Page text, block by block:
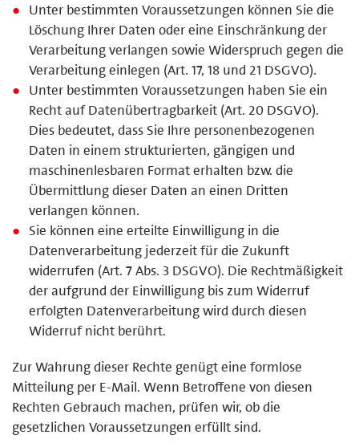
Unter bestimmten Voraussetzungen können Sie die
Löschung Ihrer Daten oder eine Einschränkung der
Verarbeitung verlangen sowie Widerspruch gegen die
Verarbeitung einlegen (Art. 17, 18 und 21 DSGVO).
Unter bestimmten Voraussetzungen haben Sie ein
Recht auf Datenübertragbarkeit (Art. 20 DSGVO).
Dies bedeutet, dass Sie Ihre personenbezogenen
Daten in einem strukturierten, gängigen und
maschinenlesbaren Format erhalten bzw. die
Übermittlung dieser Daten an einen Dritten
verlangen können.
Sie können eine erteilte Einwilligung in die
Datenverarbeitung jederzeit für die Zukunft
widerrufen (Art. 7 Abs. 3 DSGVO). Die Rechtmäßigkeit
der aufgrund der Einwilligung bis zum Widerruf
erfolgten Datenverarbeitung wird durch diesen
Widerruf nicht berührt.
Zur Wahrung dieser Rechte genügt eine formlose
Mitteilung per E-Mail. Wenn Betroffene von diesen
Rechten Gebrauch machen, prüfen wir, ob die
gesetzlichen Voraussetzungen erfüllt sind.